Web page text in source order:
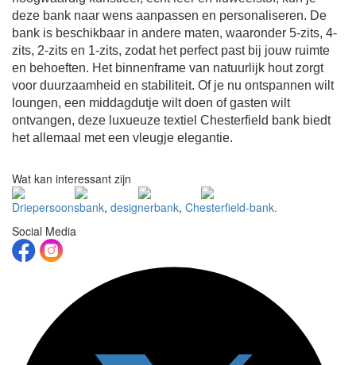
deze bank naar wens aanpassen en personaliseren. De
bank is beschikbaar in andere maten, waaronder 5-zits, 4-
zits, 2-zits en 1-zits, zodat het perfect past bij jouw ruimte
en behoeften. Het binnenframe van natuurlijk hout zorgt
voor duurzaamheid en stabiliteit. Of je nu ontspannen wilt
loungen, een middagdutje wilt doen of gasten wilt
ontvangen, deze luxueuze textiel Chesterfield bank biedt
het allemaal met een vleugje elegantie.
Wat kan interessant zijn
Driepersoonsbank, designerbank, Chesterfield-bank.
Social Media